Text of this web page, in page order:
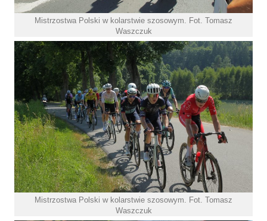
Mistrzostwa Polski w kolarstwie szosowym. Fot. Tomasz
Waszczuk
Mistrzostwa Polski w kolarstwie szosowym. Fot. Tomasz
Waszczuk